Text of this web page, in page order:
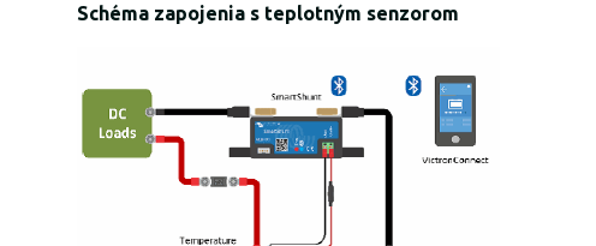
Schéma zapojenia s teplotným senzorom